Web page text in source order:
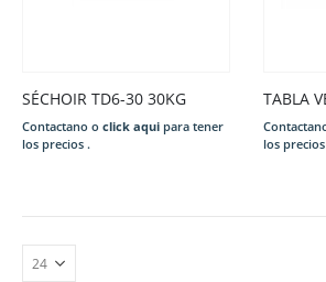
SÉCHOIR TD6-30 30KG
Contactano o click aqui para tener
los precios .
los